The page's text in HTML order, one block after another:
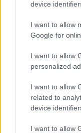
device
I want to allow
Google for
I want to allow
personalized
I want to allow
related to
device
I want to allow